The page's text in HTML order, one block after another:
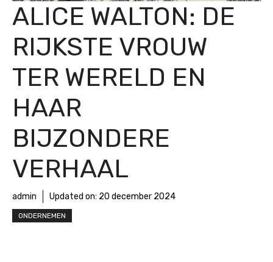
ALICE WALTON: DE
RIJKSTE VROUW
TER WERELD EN
HAAR
BIJZONDERE
VERHAAL
admin Updated on: 20 december 2024
ONDERNEMEN